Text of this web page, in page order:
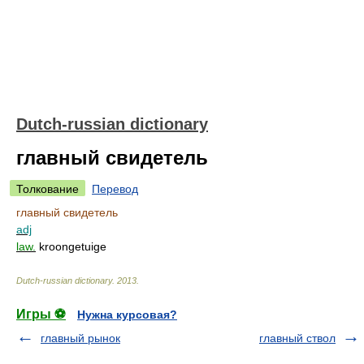
Dutch-russian dictionary
главный свидетель
Толкование
Перевод
главный свидетель
adj
law. kroongetuige
Dutch-russian dictionary. 2013
Игры ⚽
Нужна курсовая?
главный рынок
главный ствол